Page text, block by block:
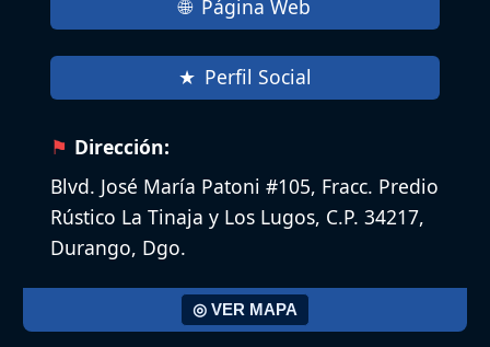
Página Web
Perfil Social
Dirección:
Blvd. José María Patoni #105, Fracc. Predio
Rústico La Tinaja y Los Lugos, C.P. 34217,
Durango, Dgo.
◎ VER MAPA